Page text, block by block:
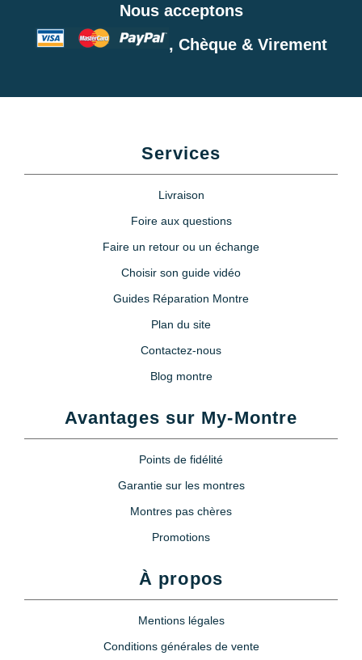
Nous acceptons
, Chèque & Virement
Services
Livraison
Foire aux questions
Faire un retour ou un échange
Choisir son guide vidéo
Guides Réparation Montre
Plan du site
Contactez-nous
Blog montre
Avantages sur My-Montre
Points de fidélité
Garantie sur les montres
Montres pas chères
Promotions
À propos
Mentions légales
Conditions générales de vente